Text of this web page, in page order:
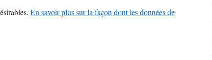
En savoir plus sur la façon dont les données de